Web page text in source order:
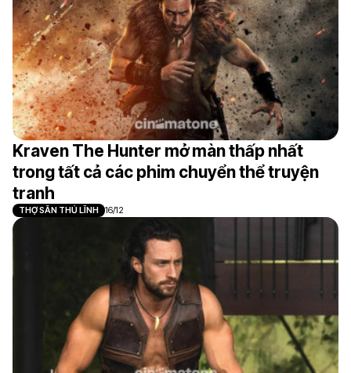
Kraven The Hunter mở màn thấp nhất
trong tất cả các phim chuyển thể truyện
tranh
THỢ SĂN THỦ LĨNH 16/12